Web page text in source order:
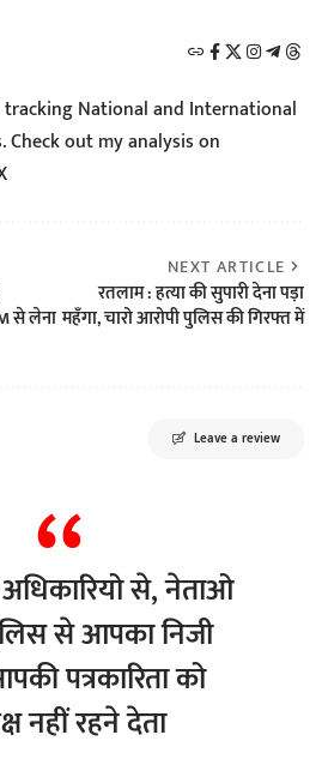
National and International
Check out my analysis on
से लेना
NEXT ARTICLE
रतलाम : हत्या की सुपारी देना पड़ा
महँगा, चारो आरोपी पुलिस की गिरफ्त में
Leave a review
से, नेताओ
से आपका निजी
पत्रकारिता को
नहीं रहने देता